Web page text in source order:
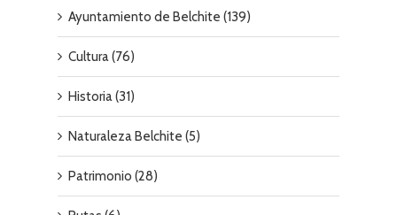
Ayuntamiento de Belchite (139)
Cultura (76)
Historia (31)
Naturaleza Belchite (5)
Patrimonio (28)